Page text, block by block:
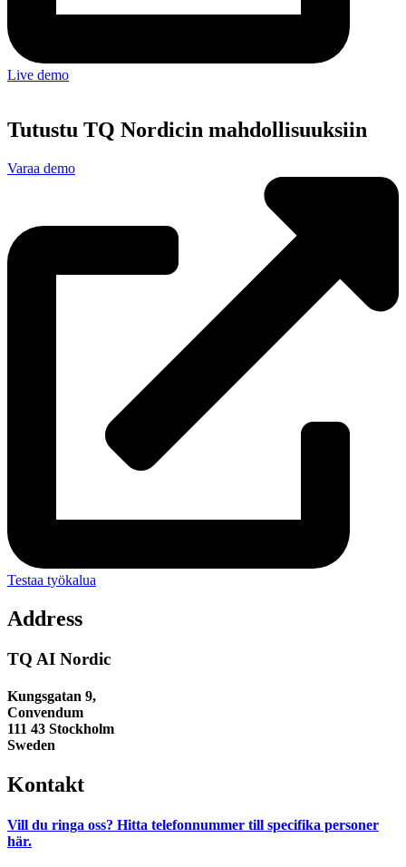
Live demo
Tutustu TQ Nordicin mahdollisuuksiin
Varaa demo
Testaa työkalua
Address
TQ AI Nordic
Kungsgatan 9,
Convendum
111 43 Stockholm
Sweden
Kontakt
Vill du ringa oss? Hitta telefonnummer till specifika personer
här.